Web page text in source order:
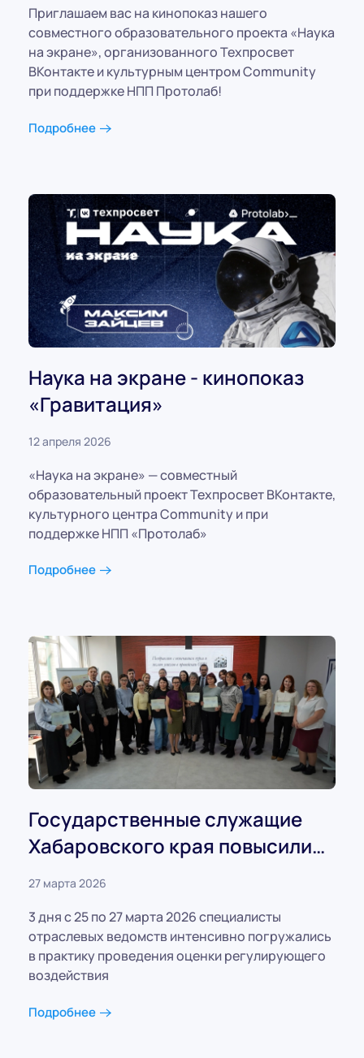
Приглашаем вас на кинопоказ нашего
совместного образовательного проекта «Наука
на экране», организованного Техпросвет
ВКонтакте и культурным центром Community
при поддержке НПП Протолаб!
Подробнее
Наука на экране - кинопоказ
«Гравитация»
12 апреля 2026
«Наука на экране» — совместный
образовательный проект Техпросвет ВКонтакте,
культурного центра Community и при
поддержке НПП «Протолаб»
Подробнее
Государственные служащие
Хабаровского края повысили
свои компетенции в сфере
регуляторной политики
27 марта 2026
3 дня с 25 по 27 марта 2026 специалисты
отраслевых ведомств интенсивно погружались
в практику проведения оценки регулирующего
воздействия
Подробнее